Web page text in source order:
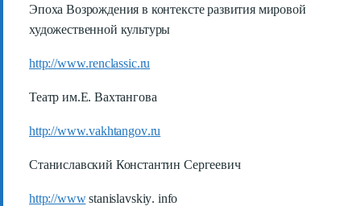
Эпоха Возрождения в контексте развития мировой
художественной культуры
http://www.renclassic.ru
Театр им.Е. Вахтангова
http://www.vakhtangov.ru
Станиславский Константин Сергеевич
http://www stanislavskiy. info